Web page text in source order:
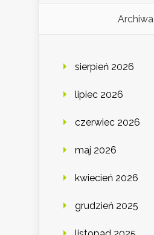
Archiwa
sierpień 2026
lipiec 2026
czerwiec 2026
maj 2026
kwiecień 2026
grudzień 2025